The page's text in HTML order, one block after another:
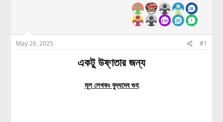
May 26, 2025 #1
একটু উষ্ণতার জন্য
মূল লেখকঃ বুদ্ধদেব গুহ